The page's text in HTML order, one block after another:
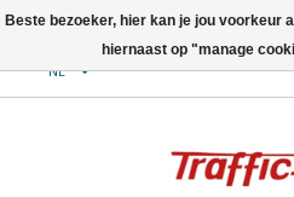
NL
Beste bezoeker, hier kan je jou voorkeur
hiernaast op "manage